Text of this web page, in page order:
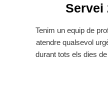
Servei
Tenim un equip de
atendre qualsevol
durant tots els dies